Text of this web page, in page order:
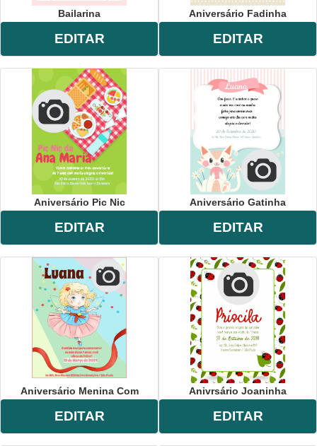
Bailarina
EDITAR
Aniversário Fadinha
EDITAR
Aniversário Pic Nic
EDITAR
Aniversário Gatinha
EDITAR
Aniversário Menina Com
EDITAR
Anivrsário Joaninha
EDITAR